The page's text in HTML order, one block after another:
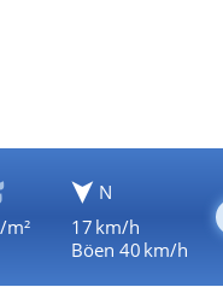
N
17 km/h
Böen 40 km/h